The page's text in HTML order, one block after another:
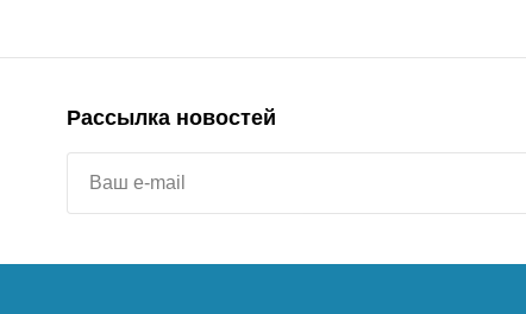
Рассылка новостей